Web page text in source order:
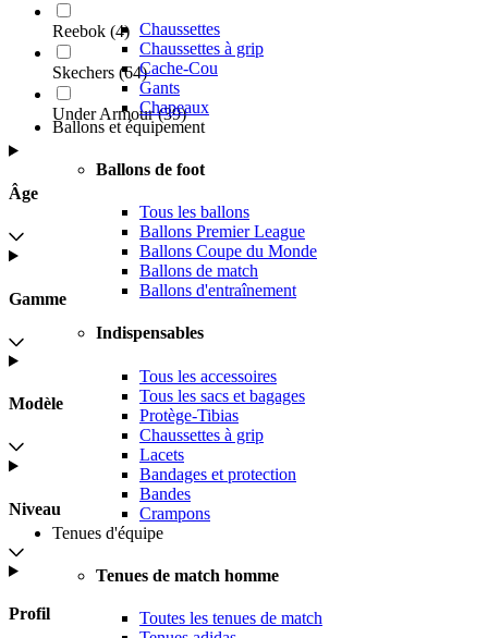
Chaussettes
Chaussettes à grip
Cache-Cou
Gants
Chapeaux
Ballons et équipement
Ballons de foot
Tous les ballons
Ballons Premier League
Ballons Coupe du Monde
Ballons de match
Ballons d'entraînement
Indispensables
Tous les accessoires
Tous les sacs et bagages
Protège-Tibias
Chaussettes à grip
Lacets
Bandages et protection
Bandes
Crampons
Tenues d'équipe
Tenues de match homme
Toutes les tenues de match
Reebok (4)
Skechers (64)
Under Armour (39)
Âge
Gamme
Modèle
Niveau
Profil